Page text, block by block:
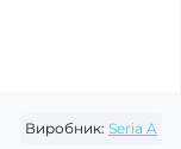
Виробник: Seria A